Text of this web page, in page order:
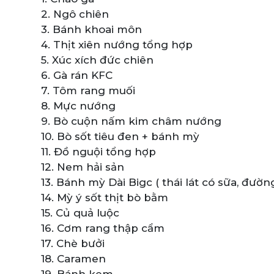
2. Ngô chiên
3. Bánh khoai môn
4. Thịt xiên nướng tổng hợp
5. Xúc xích đức chiên
6. Gà rán KFC
7. Tôm rang muối
8. Mực nướng
9. Bò cuộn nấm kim châm nướng
10. Bò sốt tiêu đen + bánh mỳ
11. Đồ nguội tổng hợp
12. Nem hải sản
13. Bánh mỳ Dài Bigc ( thái lát có sữa,
14. Mỳ ý sốt thịt bò bằm
15. Củ quả luộc
16. Cơm rang thập cẩm
17. Chè bưởi
18. Caramen